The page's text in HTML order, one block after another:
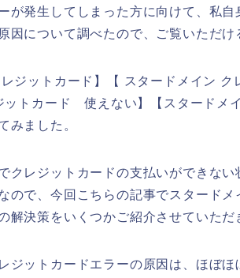
が発生してしまった方に向けて、私自
因について調べたので、ご覧いただけ
ジットカード】【 スタードメイン ク
トカード 使えない】【スタードメ
みました。
クレジットカードの支払いができない
ので、今回こちらの記事でスタードメ
解決策をいくつかご紹介させていただ
ジットカードエラーの原因は、ほぼほ